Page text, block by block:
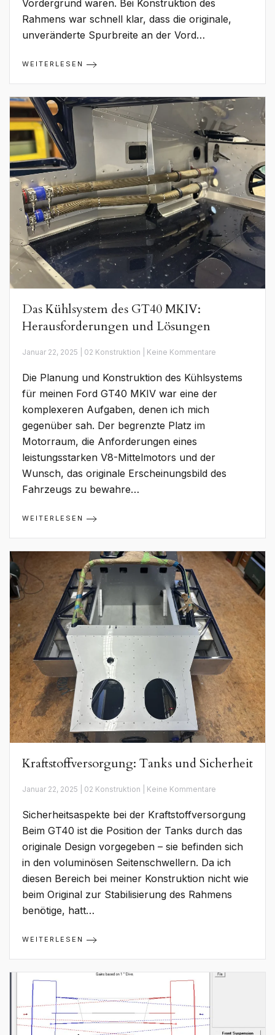
Vordergrund waren. Bei Konstruktion des
Rahmens war schnell klar, dass die originale,
unveränderte Spurbreite an der Vord…
WEITERLESEN
Das Kühlsystem des GT40 MKIV:
Herausforderungen und Lösungen
Januar 22, 2025 | 02 Konstruktion | Keine Kommentare
des
GT40
Die Planung und Konstruktion des Kühlsystems
für meinen Ford GT40 MKIV war eine der
komplexeren Aufgaben, denen ich mich
gegenüber sah. Der begrenzte Platz im
Motorraum, die Anforderungen eines
leistungsstarken V8-Mittelmotors und der
Wunsch, das originale Erscheinungsbild des
Fahrzeugs zu bewahre…
WEITERLESEN
Kraftstoffversorgung: Tanks und Sicherheit
Januar 22, 2025 | 02 Konstruktion | Keine Kommentare
und
Sicherheit
Sicherheitsaspekte bei der Kraftstoffversorgung
Beim GT40 ist die Position der Tanks durch das
originale Design vorgegeben – sie befinden sich
in den voluminösen Seitenschwellern. Da ich
diesen Bereich bei meiner Konstruktion nicht wie
beim Original zur Stabilisierung des Rahmens
benötige, hatt…
WEITERLESEN